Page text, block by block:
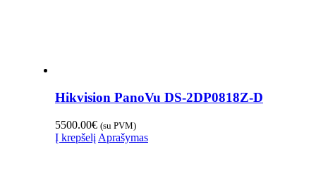
Hikvision PanoVu DS-2DP0818Z-D
5500.00€ (su PVM)
Į krepšelį Aprašymas